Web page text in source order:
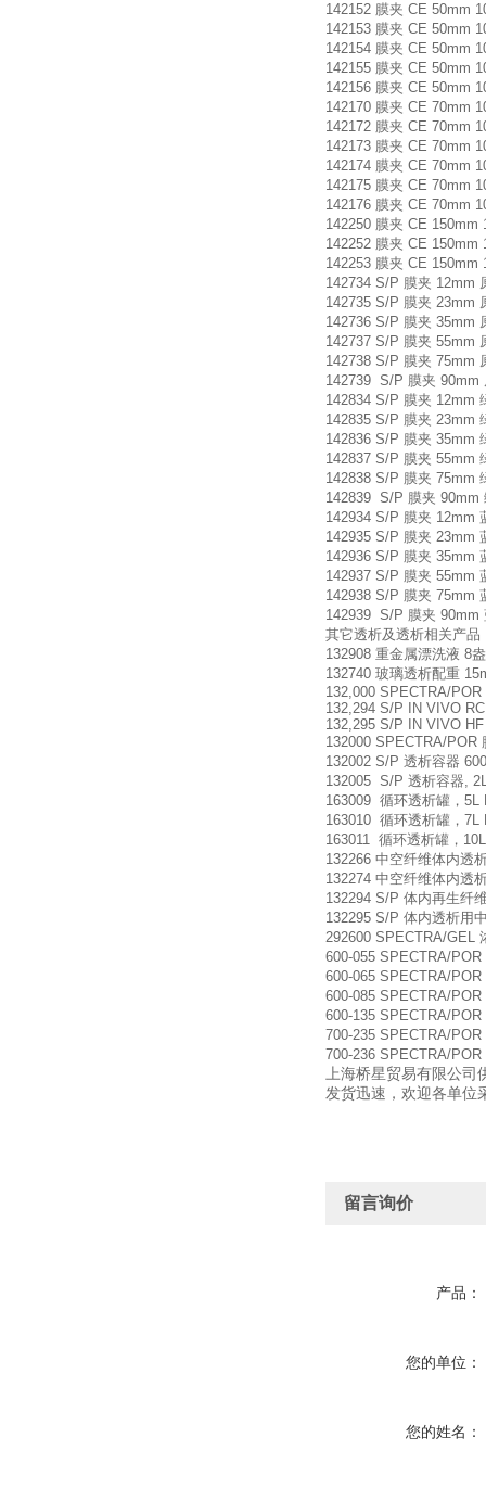
142152 膜夹 CE 50mm
142153 膜夹 CE 50mm
142154 膜夹 CE 50mm
142155 膜夹 CE 50mm
142156 膜夹 CE 50mm
142170 膜夹 CE 70mm
142172 膜夹 CE 70mm
142173 膜夹 CE 70mm
142174 膜夹 CE 70mm
142175 膜夹 CE 70mm
142176 膜夹 CE 70mm
142250 膜夹 CE
142252 膜夹 CE 150mm
142253 膜夹 CE 150mm
142734 S/P 膜夹 12mm
142735 S/P 膜夹 23mm
142736 S/P 膜夹 35mm
142737 S/P 膜夹 55mm
142738 S/P 膜夹 75mm
142739 S/P 膜夹 90mm
142834 S/P 膜夹 12mm
142835 S/P 膜夹 23mm
142836 S/P 膜夹 35mm
142837 S/P 膜夹 55mm
142838 S/P 膜夹 75mm
142839 S/P 膜夹 90mm
142934 S/P 膜夹 12mm
142935 S/P 膜夹 23mm
142936 S/P 膜夹 35mm
142937 S/P 膜夹 55mm
142938 S/P 膜夹 75mm
142939 S/P 膜夹 90mm
其它透析及透析相关产品
132908 重金属漂洗液 8
132740 玻璃透析配重
132,000 SPECTRA/
132,294 S/P IN VIVO
132,295 S/P IN VIVO
132000 SPECTRA/POR
132002 S/P 透析容器
132005 S/P 透析容器,
163009 循环透析罐，5L
163010 循环透析罐，7L
163011 循环透析罐，
132266 中空纤维体内透
132274 中空纤维体内透
132294 S/P 体内再生纤
132295 S/P 体内透析用
292600 SPECTRA/GEL
600-055 SPECTRA/
600-065 SPECTRA/
600-085 SPECTRA/
600-135 SPECTRA/
700-235 SPECTRA/
700-236 SPECTRA/
上海桥星贸易有限公
发货迅速，欢迎各单位
留言询价
产品：
您的单位：
您的姓名：